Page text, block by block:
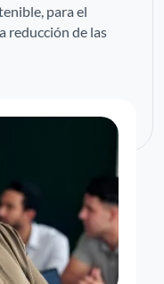
para el
reducción de las